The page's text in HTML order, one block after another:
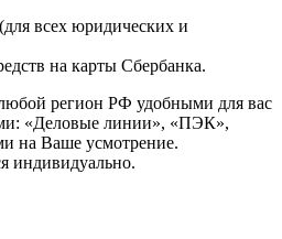
всех юридических и
на карты Сбербанка.
регион РФ удобными для вас
«Деловые линии», «ПЭК»,
на Ваше усмотрение.
индивидуально.